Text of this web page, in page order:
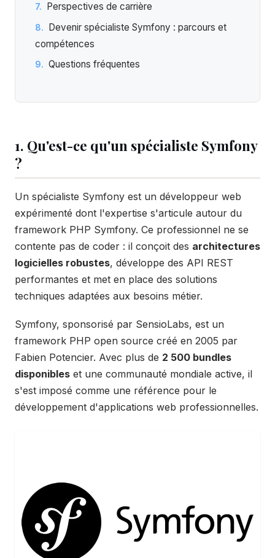
Perspectives de carrière
Devenir spécialiste Symfony : parcours et
compétences
Questions fréquentes
1. Qu'est-ce qu'un spécialiste Symfony
?
Un spécialiste Symfony est un développeur web
expérimenté dont l'expertise s'articule autour du
framework PHP Symfony. Ce professionnel ne se
contente pas de coder : il conçoit des architectures
logicielles robustes, développe des API REST
performantes et met en place des solutions
techniques adaptées aux besoins métier.
Symfony, sponsorisé par SensioLabs, est un
framework PHP open source créé en 2005 par
Fabien Potencier. Avec plus de 2 500 bundles
disponibles et une communauté mondiale active, il
s'est imposé comme une référence pour le
développement d'applications web professionnelles.